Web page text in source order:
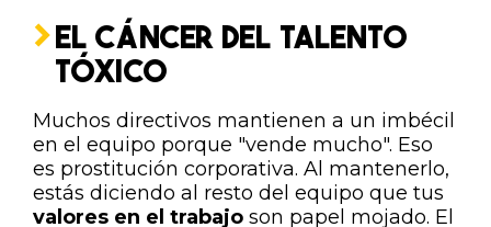
EL CÁNCER DEL TALENTO
TÓXICO
Muchos directivos mantienen a un imbécil
en el equipo porque "vende mucho". Eso
es prostitución corporativa. Al mantenerlo,
estás diciendo al resto del equipo que tus
valores en el trabajo son papel mojado. El